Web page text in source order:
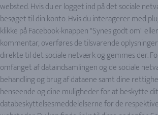
websted. Hvis du er logget ind på det sociale
besøget til din konto. Hvis du interagerer med
klikke på Facebook-knappen "Synes godt om"
kommentar, overføres de tilsvarende
direkte til det sociale netværk og gemmes der.
omfanget af dataindsamlingen og de sociale
behandling og brug af dataene samt dine
henseende og dine muligheder for at beskytte
databeskyttelsesmeddelelserne for de